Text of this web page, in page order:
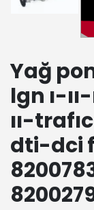
Yağ
lgn ı-
ıı-
dti-dci